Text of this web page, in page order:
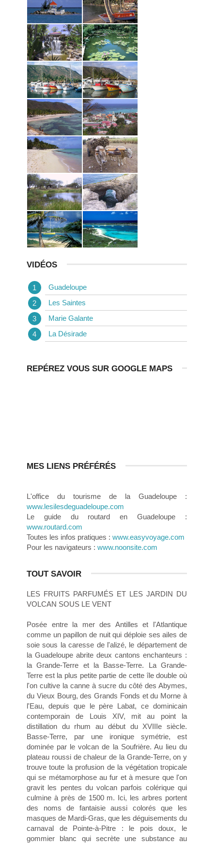
VIDÉOS
Guadeloupe
Les Saintes
Marie Galante
La Désirade
REPÉREZ VOUS SUR GOOGLE MAPS
MES LIENS PRÉFÉRÉS
L'office du tourisme de la Guadeloupe :
www.lesilesdeguadeloupe.com
Le guide du routard en Guadeloupe :
www.routard.com
Toutes les infos pratiques : www.easyvoyage.com
Pour les navigateurs : www.noonsite.com
TOUT SAVOIR
LES FRUITS PARFUMÉS ET LES JARDIN DU
VOLCAN SOUS LE VENT
Posée entre la mer des Antilles et l'Atlantique
comme un papillon de nuit qui déploie ses ailes de
soie sous la caresse de l'alizé, le département de
la Guadeloupe abrite deux cantons enchanteurs :
la Grande-Terre et la Basse-Terre. La Grande-
Terre est la plus petite partie de cette île double où
l'on cultive la canne à sucre du côté des Abymes,
du Vieux Bourg, des Grands Fonds et du Morne à
l'Eau, depuis que le père Labat, ce dominicain
contemporain de Louis XIV, mit au point la
distillation du rhum au début du XVIIIe siècle.
Basse-Terre, par une ironique symétrie, est
dominée par le volcan de la Soufrière. Au lieu du
plateau roussi de chaleur de la Grande-Terre, on y
trouve toute la profusion de la végétation tropicale
qui se métamorphose au fur et à mesure que l'on
gravit les pentes du volcan parfois colérique qui
culmine à près de 1500 m. Ici, les arbres portent
des noms de fantaisie aussi colorés que les
masques de Mardi-Gras, que les déguisements du
carnaval de Pointe-à-Pitre : le pois doux, le
gommier blanc qui secrète une substance au